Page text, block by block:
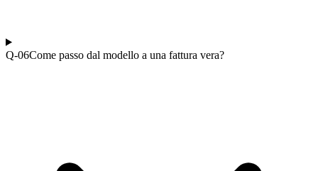
Q-06Come passo dal modello a una fattura vera?